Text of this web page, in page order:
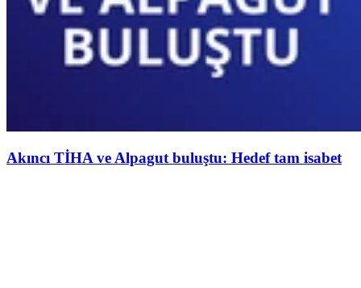
Akıncı TİHA ve Alpagut buluştu: Hedef tam isabet